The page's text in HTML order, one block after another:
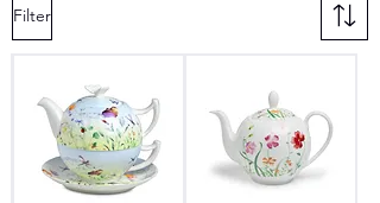
Filter